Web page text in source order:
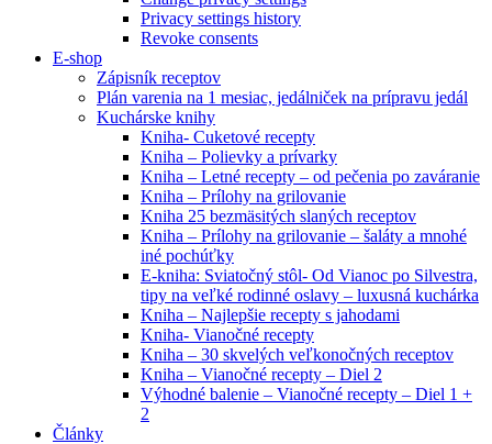
Privacy settings history
Revoke consents
E-shop
Zápisník receptov
Plán varenia na 1 mesiac, jedálniček na prípravu jedál
Kuchárske knihy
Kniha- Cuketové recepty
Kniha – Polievky a prívarky
Kniha – Letné recepty – od pečenia po zaváranie
Kniha – Prílohy na grilovanie
Kniha 25 bezmäsitých slaných receptov
Kniha – Prílohy na grilovanie – šaláty a mnohé
iné pochúťky
E-kniha: Sviatočný stôl- Od Vianoc po Silvestra,
tipy na veľké rodinné oslavy – luxusná kuchárka
Kniha – Najlepšie recepty s jahodami
Kniha- Vianočné recepty
Kniha – 30 skvelých veľkonočných receptov
Kniha – Vianočné recepty – Diel 2
Výhodné balenie – Vianočné recepty – Diel 1 +
2
Články